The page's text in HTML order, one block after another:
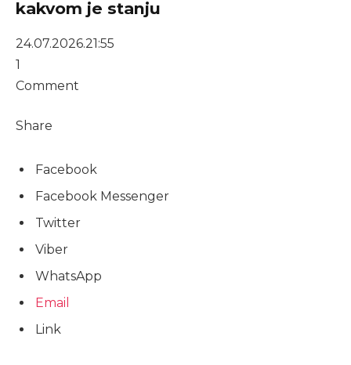
kakvom je stanju
24.07.2026.21:55
1
Comment
Share
Facebook
Facebook Messenger
Twitter
Viber
WhatsApp
Email
Link